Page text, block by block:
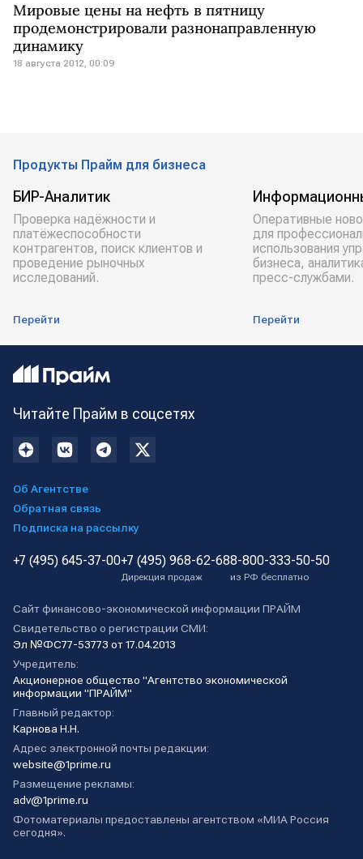
Мировые цены на нефть в пятницу
продемонстрировали разнонаправленную
динамику
18 августа 2012, 00:09
Продукты Прайм для бизнеса
БИР-Аналитик
Проверка надёжности и
платёжеспособности
контрагентов, поиск клиентов и
проведение рыночных
исследований.
Перейти
Оперативные
для
использования
бизнеса,
пресс-службами.
Перейти
Читайте Прайм в соцсетях
Об Агентстве
Обратная связь
Подписка на рассылку
+7 (495) 645-37-00+7 (495) 968-62-68
Дирекция продаж
8-800-333-50-50
из РФ бесплатно
Сайт финансово-экономической информации ПРАЙМ
Свидетельство о регистрации СМИ:
Эл №ФС77-53773 от 17.04.2013
Учредитель:
Акционерное общество "Агентство экономической
информации "ПРАЙМ"
Главный редактор:
Карнова Н.Н.
Адрес электронной почты редакции:
website@1prime.ru
Размещение рекламы:
adv@1prime.ru
Фотоматериалы предоставлены агентством «МИА Россия
сегодня».